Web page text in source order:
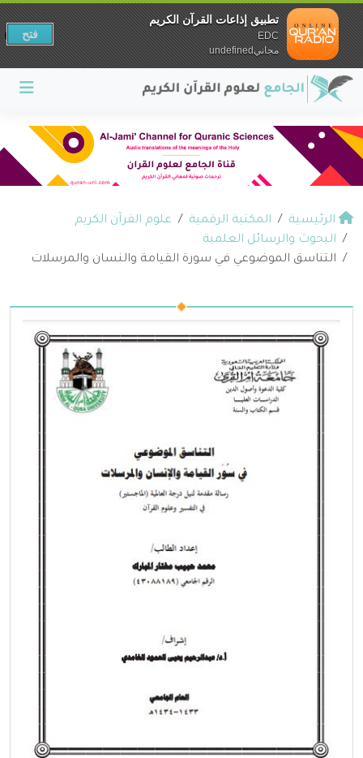
الرئيسية المكتبة الرقمية
علوم القرآن الكريم
البحوث والرسائل العلمية
التناسق الموضوعي في سورة القيامة والنسان والمرسلات
تطبيق إذاعات القرآن الكريم
EDC
مجانيundefined
فتح